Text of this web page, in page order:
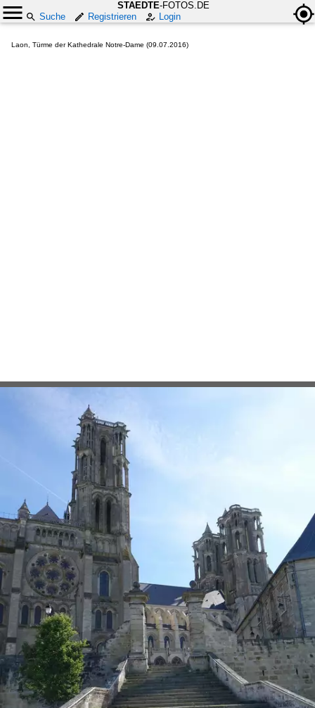
STAEDTE-FOTOS.DE
Suche
Registrieren Login
Laon, Türme der Kathedrale Notre-Dame (09.07.2016)